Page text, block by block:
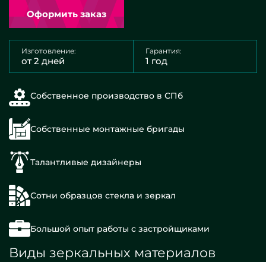
Оформить заказ
Изготовление:
от 2 дней
Гарантия:
1 год
Собственное производство в СПб
Собственные монтажные бригады
Талантливые дизайнеры
Сотни образцов стекла и зеркал
Большой опыт работы с застройщиками
Виды зеркальных материалов